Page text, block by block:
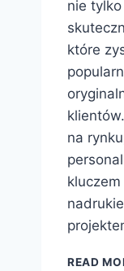
nie
które
na
READ